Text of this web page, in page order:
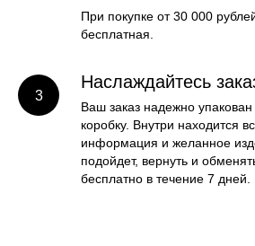
При покупке от 30 000
бесплатная.
Наслаждайтесь
Ваш заказ надежно
коробку. Внутри находится
информация и желанное
подойдет, вернуть и
бесплатно в течение 7 дней.